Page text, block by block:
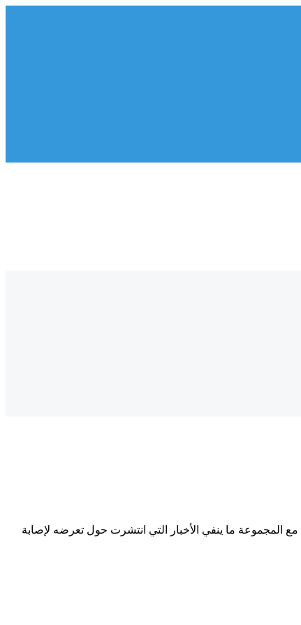
مع المجموعة ما ينفي الأخبار التي انتشرت حول تعرضه لإصابة